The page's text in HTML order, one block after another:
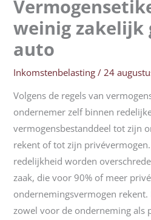
weinig zakelijk
auto
Inkomstenbelasting / 24
Volgens de regels van
ondernemer zelf binnen
vermogensbestanddeel tot zijn
rekent of tot zijn
redelijkheid worden
zaak, die voor 90% of meer
ondernemingsvermogen rekent.
zowel voor de onderneming als